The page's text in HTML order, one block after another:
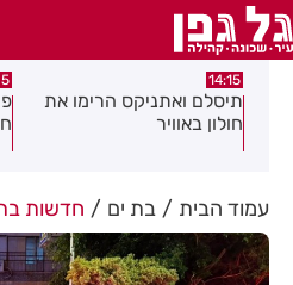
13:05
פצוע בתאונת אופנוע במרכז
חולון
עמוד הבית בת ים חדשות